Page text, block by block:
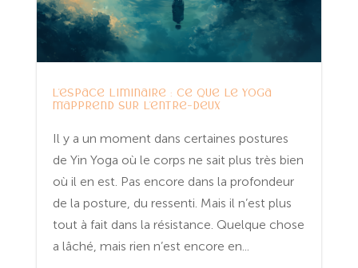
L’espace liminaire : ce que le yoga
m’apprend sur l’entre-deux
Il y a un moment dans certaines postures
de Yin Yoga où le corps ne sait plus très bien
où il en est. Pas encore dans la profondeur
de la posture, du ressenti. Mais il n’est plus
tout à fait dans la résistance. Quelque chose
a lâché, mais rien n’est encore en...